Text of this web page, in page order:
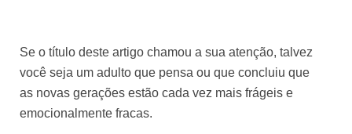
Se o título deste artigo chamou a sua atenção, talvez
você seja um adulto que pensa ou que concluiu que
as novas gerações estão cada vez mais frágeis e
emocionalmente fracas.